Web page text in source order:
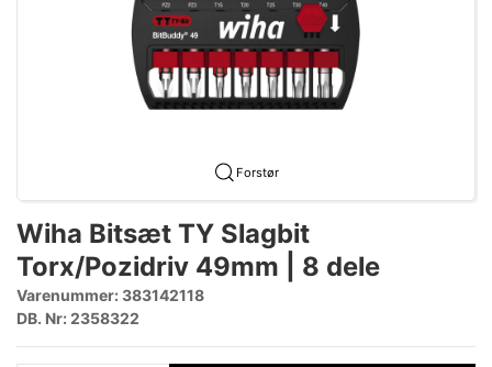
Forstør
Wiha Bitsæt TY Slagbit
Torx/Pozidriv 49mm | 8 dele
Varenummer: 383142118
DB. Nr: 2358322